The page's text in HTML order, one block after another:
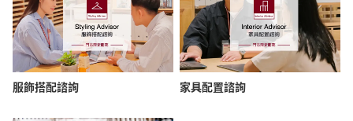
服飾搭配諮詢 家具配置諮詢